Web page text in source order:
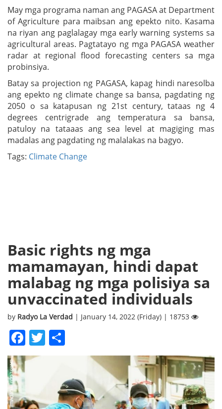
May mga programa naman ang PAGASA at Department
of Agriculture para maibsan ang epekto nito. Kasama
na riyan ang paglalagay mga early warning systems sa
agricultural areas. Pagtatayo ng mga PAGASA weather
radar at regional flood forecasting centers sa mga
probinsiya.
Batay sa projection ng PAGASA, kapag hindi naresolba
ang epekto ng climate change sa bansa, pagdating ng
2050 o sa katapusan ng 21st century, tataas ng 4
degrees centrigrade ang temperatura sa bansa,
patuloy na tataaas ang sea level at magiging mas
madalas ang pagdating ng malalakas na bagyo.
Tags: Climate Change
Basic rights ng mga
mamamayan, hindi dapat
malabag ng mga polisiya sa
unvaccinated individuals
by Radyo La Verdad | January 14, 2022 (Friday) | 18753
Facebook
Twitter